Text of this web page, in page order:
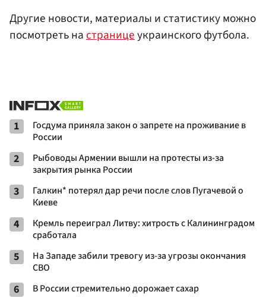
Другие новости, материалы и статистику можно
посмотреть настраницеукраинского футбола.
1
Госдума приняла закон о запрете на проживание в
России
2
Рыбоводы Армении вышли на протесты из-за
закрытия рынка России
3
Галкин* потерял дар речи после слов Пугачевой о
Киеве
4
Кремль переиграл Литву: хитрость с Калининградом
сработала
5
На Западе забили тревогу из-за угрозы окончания
СВО
6 В России стремительно дорожает сахар